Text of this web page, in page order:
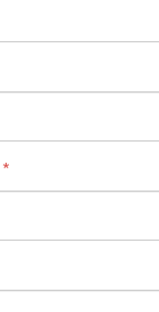
*